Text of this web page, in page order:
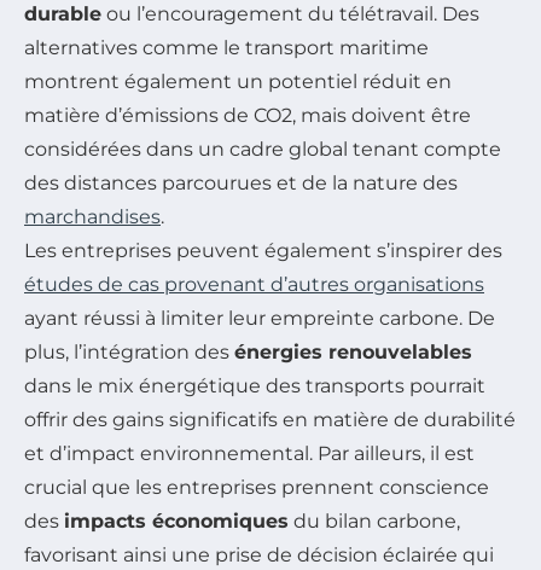
durable ou l’encouragement du télétravail. Des
alternatives comme le transport maritime
montrent également un potentiel réduit en
matière d’émissions de CO2, mais doivent être
considérées dans un cadre global tenant compte
des distances parcourues et de la nature des
marchandises.
Les entreprises peuvent également s’inspirer des
études de cas provenant d’autres organisations
ayant réussi à limiter leur empreinte carbone. De
plus, l’intégration des énergies renouvelables
dans le mix énergétique des transports pourrait
offrir des gains significatifs en matière de durabilité
et d’impact environnemental. Par ailleurs, il est
crucial que les entreprises prennent conscience
des impacts économiques du bilan carbone,
favorisant ainsi une prise de décision éclairée qui